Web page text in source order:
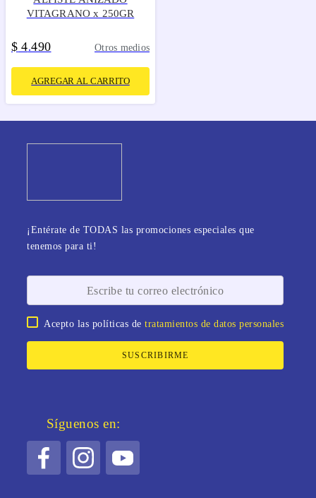
VITAGRANO x 250GR
$ 4.490 Otros medios
AGREGAR AL CARRITO
¡Entérate de TODAS las promociones especiales que
tenemos para ti!
Acepto las políticas detratamientos de datos personales
SUSCRIBIRME
Síguenos en: